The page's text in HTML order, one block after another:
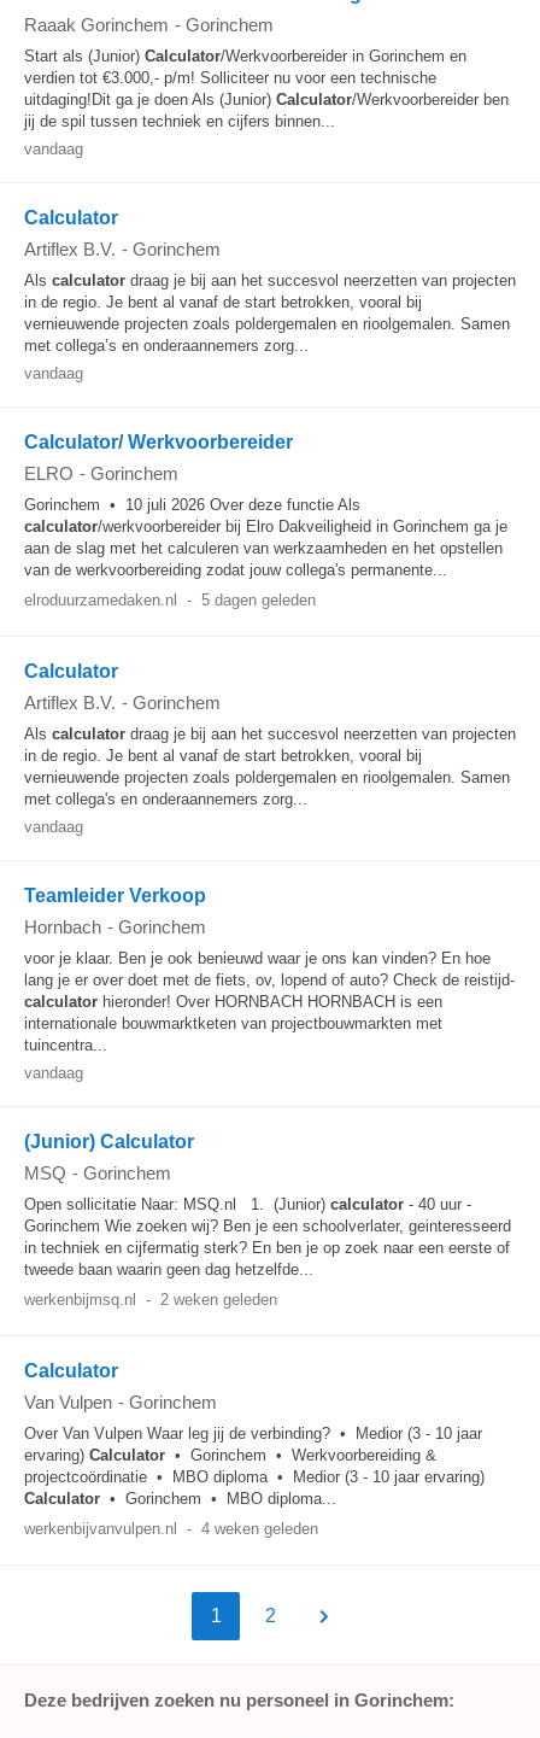
Raaak Gorinchem - Gorinchem
Start als (Junior) Calculator/Werkvoorbereider in Gorinchem en
verdien tot €3.000,- p/m! Solliciteer nu voor een technische
uitdaging!Dit ga je doen Als (Junior) Calculator/Werkvoorbereider ben
jij de spil tussen techniek en cijfers binnen...
vandaag
Calculator
Artiflex B.V. - Gorinchem
Als calculator draag je bij aan het succesvol neerzetten van projecten
in de regio. Je bent al vanaf de start betrokken, vooral bij
vernieuwende projecten zoals poldergemalen en rioolgemalen. Samen
met collega’s en onderaannemers zorg...
vandaag
Calculator/ Werkvoorbereider
ELRO - Gorinchem
Gorinchem • 10 juli 2026 Over deze functie Als
calculator/werkvoorbereider bij Elro Dakveiligheid in Gorinchem ga je
aan de slag met het calculeren van werkzaamheden en het opstellen
van de werkvoorbereiding zodat jouw collega's permanente...
elroduurzamedaken.nl
- 5 dagen geleden
Calculator
Artiflex B.V. - Gorinchem
Als calculator draag je bij aan het succesvol neerzetten van projecten
in de regio. Je bent al vanaf de start betrokken, vooral bij
vernieuwende projecten zoals poldergemalen en rioolgemalen. Samen
met collega's en onderaannemers zorg...
vandaag
Teamleider Verkoop
Hornbach - Gorinchem
voor je klaar. Ben je ook benieuwd waar je ons kan vinden? En hoe
lang je er over doet met de fiets, ov, lopend of auto? Check de reistijd-
calculator hieronder! Over HORNBACH HORNBACH is een
internationale bouwmarktketen van projectbouwmarkten met
tuincentra...
vandaag
(Junior) Calculator
MSQ - Gorinchem
Open sollicitatie Naar: MSQ.nl 1. (Junior) calculator - 40 uur -
Gorinchem Wie zoeken wij? Ben je een schoolverlater, geinteresseerd
in techniek en cijfermatig sterk? En ben je op zoek naar een eerste of
tweede baan waarin geen dag hetzelfde...
werkenbijmsq.nl
- 2 weken geleden
Calculator
Van Vulpen - Gorinchem
Over Van Vulpen Waar leg jij de verbinding? • Medior (3 - 10 jaar
ervaring) Calculator • Gorinchem • Werkvoorbereiding &
projectcoördinatie • MBO diploma • Medior (3 - 10 jaar ervaring)
Calculator • Gorinchem • MBO diploma...
werkenbijvanvulpen.nl
- 4 weken geleden
1 2
Deze bedrijven zoeken nu personeel in Gorinchem: